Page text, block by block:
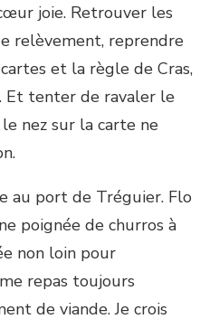
joie. Retrouver les
relèvement, reprendre
et la règle de Cras,
Et tenter de ravaler le
nez sur la carte ne
au port de Tréguier. Flo
poignée de churros à
non loin pour
repas toujours
de viande. Je crois